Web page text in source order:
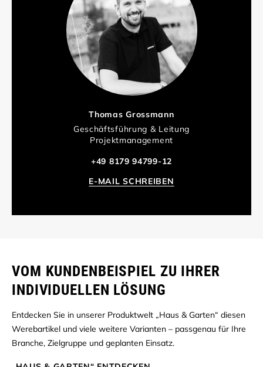
Thomas Grossmann
Geschäftsführung & Leitung
Projektmanagement
+49 8179 94799-12
E-MAIL SCHREIBEN
VOM KUNDENBEISPIEL ZU IHRER
INDIVIDUELLEN LÖSUNG
Entdecken Sie in unserer Produktwelt „Haus & Garten“ diesen
Werebartikel und viele weitere Varianten – passgenau für Ihre
Branche, Zielgruppe und geplanten Einsatz.